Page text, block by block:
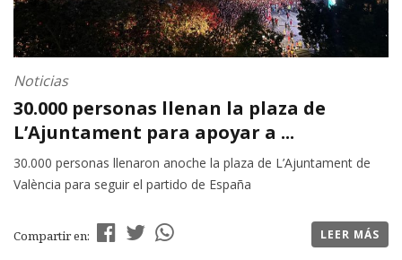
Noticias
30.000 personas llenan la plaza de
L’Ajuntament para apoyar a ...
30.000 personas llenaron anoche la plaza de L’Ajuntament de
València para seguir el partido de España
Compartir en: LEER MÁS